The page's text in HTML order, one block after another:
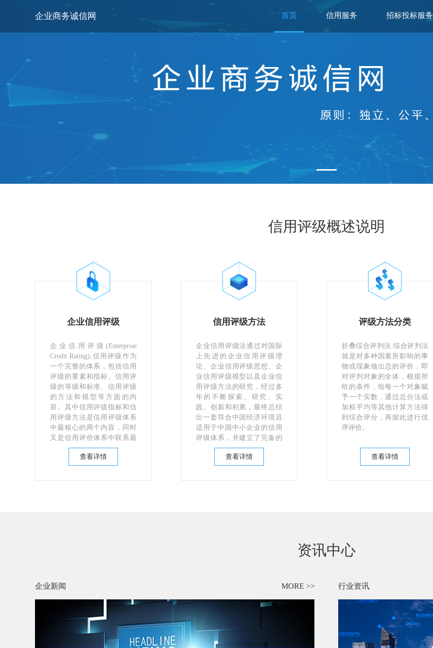
企业商务诚信网 首页 信用服务 招标投标服务
信用评级概述说明
企业信用评级
企业信用评级(Enterprise
Credit Rating),信用评级作为
一个完整的体系，包括信用
评级的要素和指标、信用评
级的等级和标准、信用评级
的方法和模型等方面的内
容。其中信用评级指标和信
用评级方法是信用评级体系
中最核心的两个内容，同时
又是信用评价体系中联系最
紧密、影响最深刻的两个内
查看详情
信用评级方法
企业信用评级法通过对国际
上先进的企业信用评级理
论、企业信用评级思想、企
业信用评级模型以及企业信
用评级方法的研究，经过多
年的不断探索、研究、实
践、创新和积累，最终总结
出一套符合中国经济环境且
适用于中国中小企业的信用
评级体系，并建立了完备的
企业信用评级数据库、业内
领先的企业信用评级模型以
通过对国际上先进的企业信
级模型以及科学的企业信用
评级方法。企业信用网就是
业发展脉搏，从而保证了企
业信用评级结果的准确性、
查看详情
评级方法分类
折叠综合评判法 综合评判法
就是对多种因素所影响的事
物或现象做出总的评价，即
对评判对象的全体，根据所
给的条件，给每一个对象赋
予一个实数，通过总分法或
加权平均等其他计算方法得
到综合评分，再据此进行优
序评价。
查看详情
资讯中心
企业新闻 MORE >> 行业资讯